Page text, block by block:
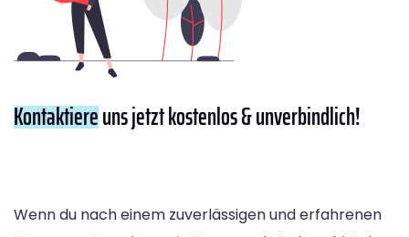
Kontaktiereuns jetzt kostenlos & unverbindlich!
Wenn du nach einem zuverlässigen und erfahrenen